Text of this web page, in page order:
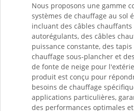
Nous proposons une gamme
systèmes de chauffage au sol
incluant des câbles chauffants
autorégulants, des câbles
puissance constante, des tapis
chauffage sous-plancher et
de fonte de neige pour
produit est conçu pour
besoins de chauffage
applications particulières,
des performances optimales